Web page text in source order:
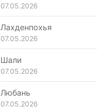
07.05.2026
Лахденпохья
07.05.2026
Шали
07.05.2026
Любань
07.05.2026